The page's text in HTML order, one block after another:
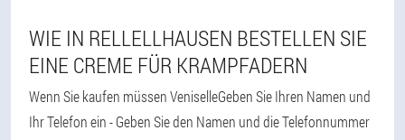
WIE IN RELLELLHAUSEN BESTELLEN SIE
EINE CREME FÜR KRAMPFADERN
Wenn Sie kaufen müssen VeniselleGeben Sie Ihren Namen und
Ihr Telefon ein - Geben Sie den Namen und die Telefonnummer